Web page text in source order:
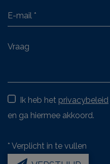
Ik heb het privacybeleid
en ga hiermee akkoord.
* Verplicht in te vullen